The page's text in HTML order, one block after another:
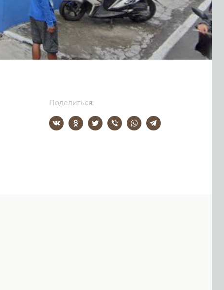
Поделиться: